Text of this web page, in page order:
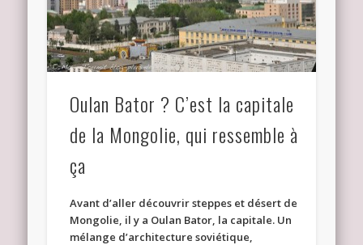
Oulan Bator ? C’est la capitale
de la Mongolie, qui ressemble à
ça
Avant d’aller découvrir steppes et désert de
Mongolie, il y a Oulan Bator, la capitale. Un
mélange d’architecture soviétique,